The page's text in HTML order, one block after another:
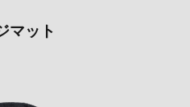
マット